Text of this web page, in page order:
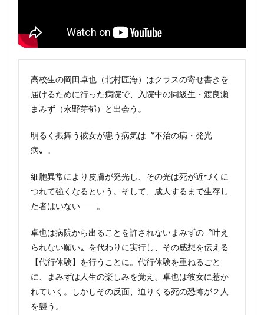
高校生の岡田卓也（北村匠海）はクラスの寄せ書きを
届けるために行った病院で、入院中の同級生・渡良瀬
まみず（永野芽郁）と出会う。
明るく振舞う彼女が患う病気は〝不治の病・発光
病〟。
細胞異常により皮膚が発光し、その光は死が近づくに
つれて強くなるという。そして、成人するまで生存し
た者はいない――。
卓也は病院から出ることを許されないまみずの〝叶え
られない願い〟を代わりに実行し、その感想を伝える
【代行体験】を行うことに。代行体験を重ねるごと
に、まみずは人生の楽しみを覚え、卓也は彼女に惹か
れていく。しかしその反面、迫りくる死の恐怖が２人
を襲う。